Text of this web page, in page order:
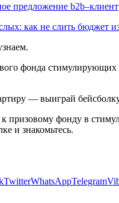
предложение
как не слить бюджет
фонда стимулирующих
— выиграй
призовому фонду в
и знакомьтесь.
TwitterWhatsAppTelegram